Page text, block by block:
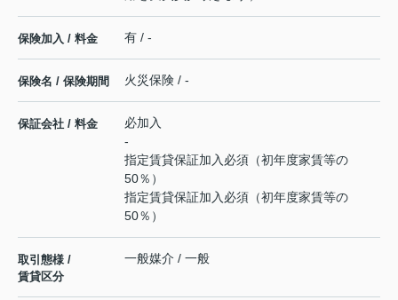
保険加入 / 料金 有 / -
保険名 / 保険期間 火災保険 / -
保証会社 / 料金
必加入
-
指定賃貸保証加入必須（初年度家賃等の
50％）
指定賃貸保証加入必須（初年度家賃等の
50％）
取引態様 /
賃貸区分
一般媒介 / 一般